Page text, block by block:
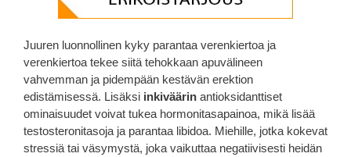
Juuren luonnollinen kyky parantaa verenkiertoa ja
verenkiertoa tekee siitä tehokkaan apuvälineen
vahvemman ja pidempään kestävän erektion
edistämisessä. Lisäksi inkiväärin antioksidanttiset
ominaisuudet voivat tukea hormonitasapainoa, mikä lisää
testosteronitasoja ja parantaa libidoa. Miehille, jotka kokevat
stressiä tai väsymystä, joka vaikuttaa negatiivisesti heidän